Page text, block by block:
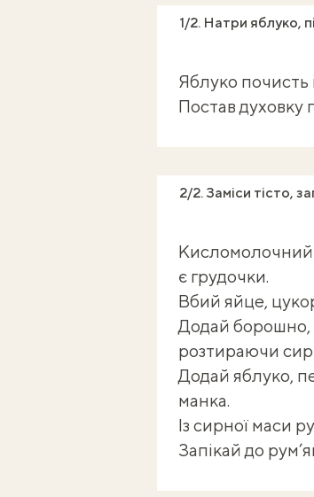
1/2. Натри яблуко,
Яблуко почисть
Постав духовку
2/2. Заміси тісто,
Кисломолочний
є грудочки.
Вбий яйце,
Додай борошно,
розтираючи
Додай яблуко,
манка.
Із сирної маси
Запікай до